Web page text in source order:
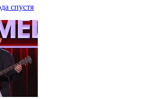
спустя